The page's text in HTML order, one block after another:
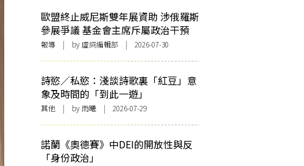
歐盟終止威尼斯雙年展資助 涉俄羅斯
參展爭議 基金會主席斥屬政治干預
報導 | by 虛詞編輯部 | 2026-07-30
詩慾／私慾：淺談詩歌裏「紅豆」意
象及時間的「到此一遊」
其他 | by 雨曦 | 2026-07-29
諾蘭《奧德賽》中DEI的開放性與反
「身份政治」